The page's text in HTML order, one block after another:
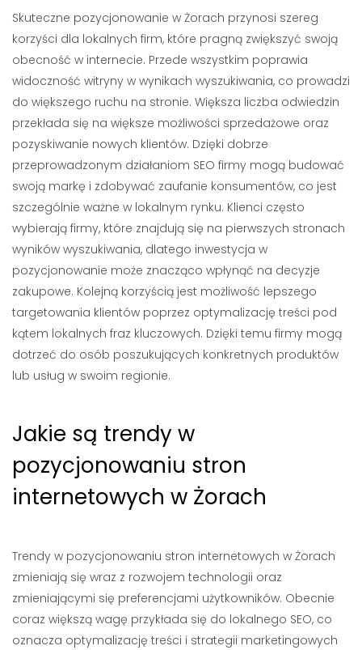
Skuteczne pozycjonowanie w Żorach przynosi szereg
korzyści dla lokalnych firm, które pragną zwiększyć swoją
obecność w internecie. Przede wszystkim poprawia
widoczność witryny w wynikach wyszukiwania, co prowadzi
do większego ruchu na stronie. Większa liczba odwiedzin
przekłada się na większe możliwości sprzedażowe oraz
pozyskiwanie nowych klientów. Dzięki dobrze
przeprowadzonym działaniom SEO firmy mogą budować
swoją markę i zdobywać zaufanie konsumentów, co jest
szczególnie ważne w lokalnym rynku. Klienci często
wybierają firmy, które znajdują się na pierwszych stronach
wyników wyszukiwania, dlatego inwestycja w
pozycjonowanie może znacząco wpłynąć na decyzje
zakupowe. Kolejną korzyścią jest możliwość lepszego
targetowania klientów poprzez optymalizację treści pod
kątem lokalnych fraz kluczowych. Dzięki temu firmy mogą
dotrzeć do osób poszukujących konkretnych produktów
lub usług w swoim regionie.
Jakie są trendy w
pozycjonowaniu stron
internetowych w Żorach
Trendy w pozycjonowaniu stron internetowych w Żorach
zmieniają się wraz z rozwojem technologii oraz
zmieniającymi się preferencjami użytkowników. Obecnie
coraz większą wagę przykłada się do lokalnego SEO, co
oznacza optymalizację treści i strategii marketingowych